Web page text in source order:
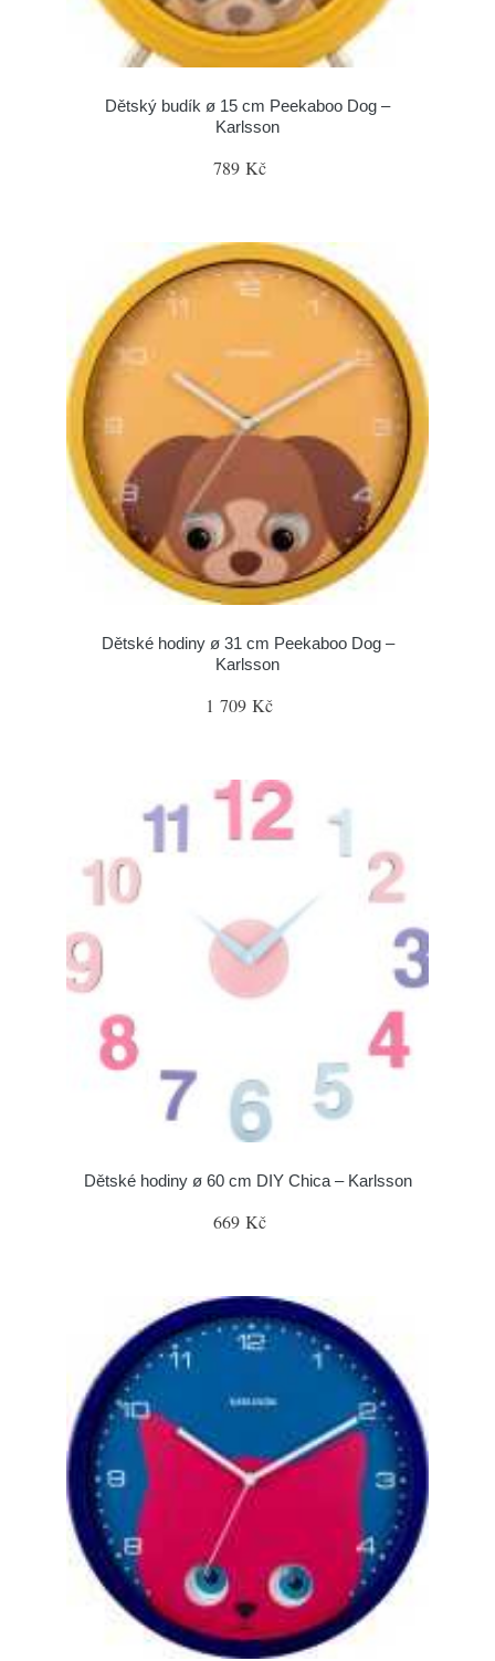
Dětský budík ø 15 cm Peekaboo Dog –
Karlsson
789 Kč
Dětské hodiny ø 31 cm Peekaboo Dog –
Karlsson
1 709 Kč
Dětské hodiny ø 60 cm DIY Chica – Karlsson
669 Kč